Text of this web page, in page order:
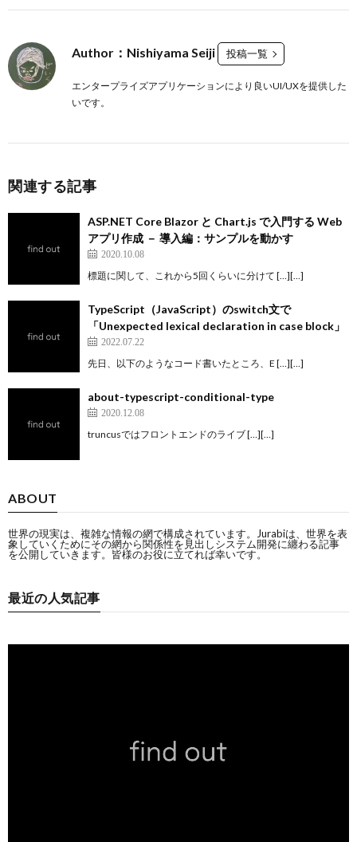
Author：Nishiyama Seiji 投稿一覧
エンタープライズアプリケーションにより良いUI/UXを提供した
いです。
関連する記事
ASP.NET Core Blazor と Chart.js で入門する Web
アプリ作成 － 導入編：サンプルを動かす
2020.10.08
標題に関して、これから5回くらいに分けて […][…]
TypeScript（JavaScript）のswitch文で
「Unexpected lexical declaration in case block」
2022.07.22
先日、以下のようなコード書いたところ、E […][…]
about-typescript-conditional-type
2020.12.08
truncusではフロントエンドのライブ […][…]
ABOUT
世界の現実は、複雑な情報の網で構成されています。Jurabiは、世界を表
象していくためにその網から関係性を見出しシステム開発に纏わる記事
を公開していきます。皆様のお役に立てれば幸いです。
最近の人気記事